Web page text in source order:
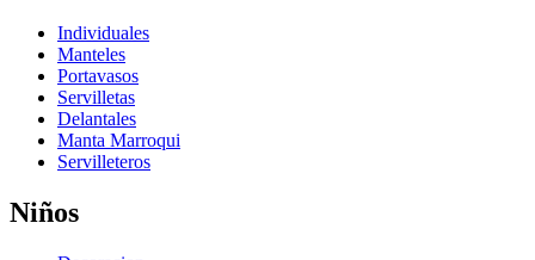
Individuales
Manteles
Portavasos
Servilletas
Delantales
Manta Marroqui
Servilleteros
Niños